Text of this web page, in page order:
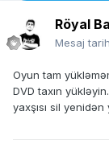
Röyal
Mesaj
Oyun tam
DVD taxın
yaxşısı sil yenidən